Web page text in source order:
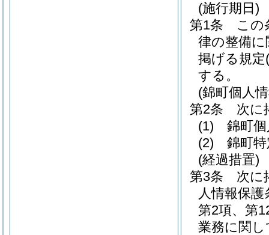
(施行期日)
第1条
この
律の整備
掲げる規定
する。
(錦町個人
第2条
次に
(1)
錦町
(2)
錦町
(経過措置)
第3条
次に
人情報保護
第2項、第
業務に関し